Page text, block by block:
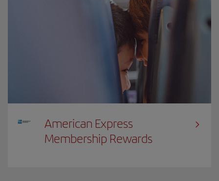
American Express
Membership Rewards